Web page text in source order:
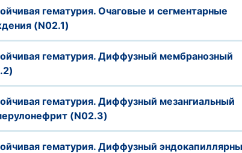
гематурия. Очаговые и сегментарные
(N02.1)
гематурия. Диффузный мембранозный
гематурия. Диффузный мезангиальный
(N02.3)
гематурия. Диффузный